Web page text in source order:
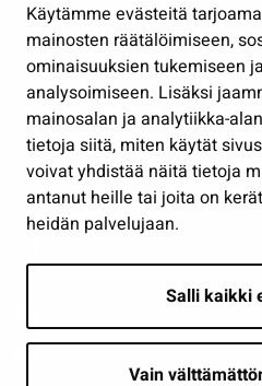
Käytämme evästeitä
mainosten räätälöimiseen,
ominaisuuksien tukemiseen
analysoimiseen. Lisäksi
mainosalan ja analytiikka-
tietoja siitä, miten käytät
voivat yhdistää näitä tietoja
antanut heille tai joita on
heidän palvelujaan.
Salli kaikki
Vain
Työ ja yrittäminen
Osallistu ja asioi
Näytä omat evästeasetukseni
Seuraa meitä